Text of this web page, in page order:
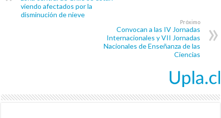
viendo afectados por la
disminución de nieve
Próximo
Convocan a las IV Jornadas
Internacionales y VII Jornadas
Nacionales de Enseñanza de las
Ciencias